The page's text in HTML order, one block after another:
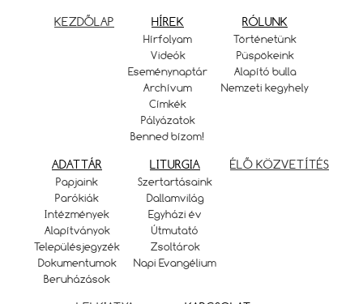
KEZDŐLAP HÍREK
Hírfolyam
Videók
Eseménynaptár
Archívum
Címkék
Pályázatok
Benned bízom!
RÓLUNK
Történetünk
Püspökeink
Alapító bulla
Nemzeti kegyhely
ADATTÁR
Papjaink
Parókiák
Intézmények
Alapítványok
Településjegyzék
Dokumentumok
Beruházások
LITURGIA
Szertartásaink
Dallamvilág
Egyházi év
Útmutató
Zsoltárok
Napi Evangélium
ÉLŐ KÖZVETÍTÉS